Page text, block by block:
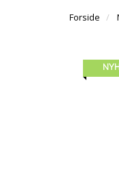
Forside